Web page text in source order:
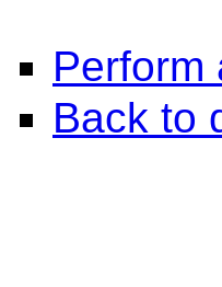
Perform
Back to